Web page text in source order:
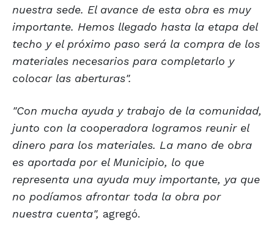
nuestra sede. El avance de esta obra es muy
importante. Hemos llegado hasta la etapa del
techo y el próximo paso será la compra de los
materiales necesarios para completarlo y
colocar las aberturas".
"Con mucha ayuda y trabajo de la comunidad,
junto con la cooperadora logramos reunir el
dinero para los materiales. La mano de obra
es aportada por el Municipio, lo que
representa una ayuda muy importante, ya que
no podíamos afrontar toda la obra por
nuestra cuenta", agregó.